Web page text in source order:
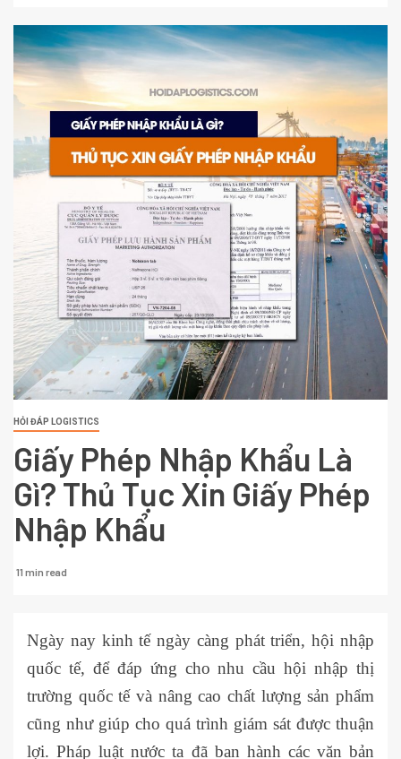
HỎI ĐÁP LOGISTICS
Giấy Phép Nhập Khẩu Là
Gì? Thủ Tục Xin Giấy Phép
Nhập Khẩu
11 min read
Ngày nay kinh tế ngày càng phát triển, hội nhập
quốc tế, để đáp ứng cho nhu cầu hội nhập thị
trường quốc tế và nâng cao chất lượng sản phẩm
cũng như giúp cho quá trình giám sát được thuận
lợi. Pháp luật nước ta đã ban hành các văn bản